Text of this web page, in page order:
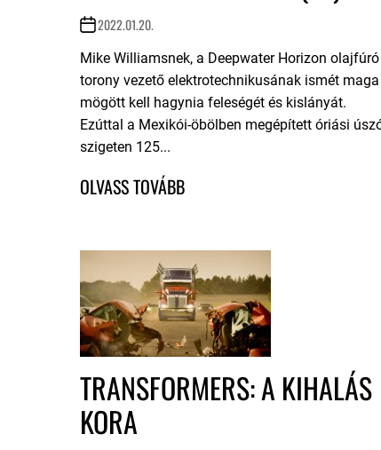
2022.01.20.
Mike Williamsnek, a Deepwater Horizon olajfúró
torony vezető elektrotechnikusának ismét maga
mögött kell hagynia feleségét és kislányát.
Ezúttal a Mexikói-öbölben megépített óriási
szigeten 125...
TRANSFORMERS: A KIHALÁS
KORA